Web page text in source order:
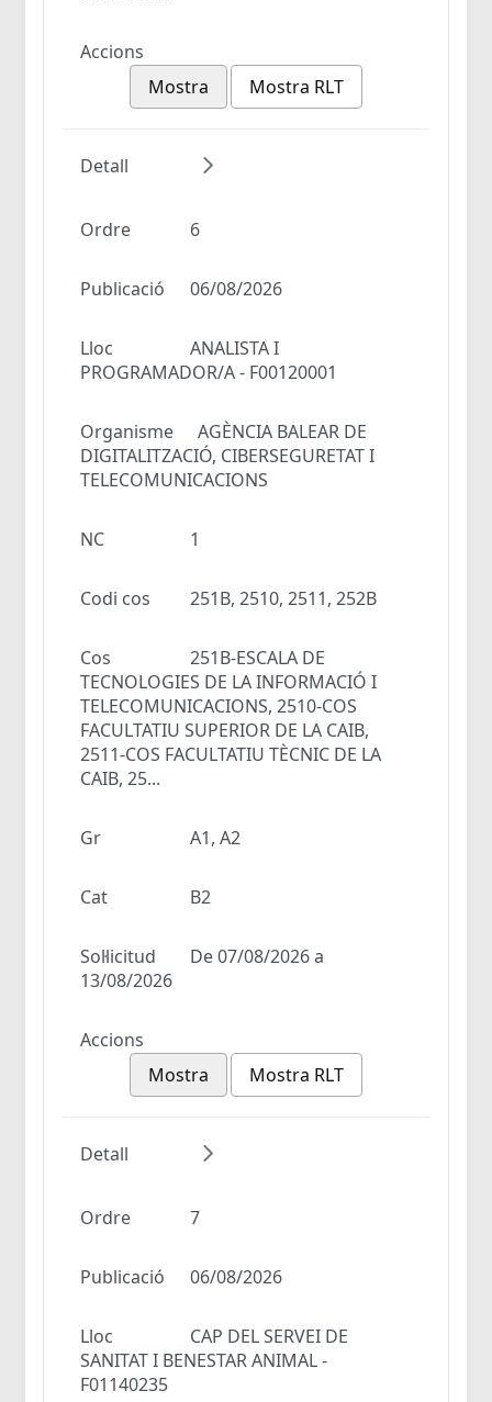
Accions
Mostra
Mostra RLT
Detall
Ordre 6
Publicació 06/08/2026
Lloc
ANALISTA I
PROGRAMADOR/A - F00120001
Organisme
AGÈNCIA BALEAR DE
DIGITALITZACIÓ, CIBERSEGURETAT I
TELECOMUNICACIONS
NC 1
Codi cos 251B, 2510, 2511, 252B
Cos
251B-ESCALA DE
TECNOLOGIES DE LA INFORMACIÓ I
TELECOMUNICACIONS, 2510-COS
FACULTATIU SUPERIOR DE LA CAIB,
2511-COS FACULTATIU TÈCNIC DE LA
CAIB, 25...
Gr A1, A2
Cat B2
Sol·licitud
De 07/08/2026 a
13/08/2026
Accions
Mostra
Mostra RLT
Detall
Ordre 7
Publicació 06/08/2026
Lloc
CAP DEL SERVEI DE
SANITAT I BENESTAR ANIMAL -
F01140235